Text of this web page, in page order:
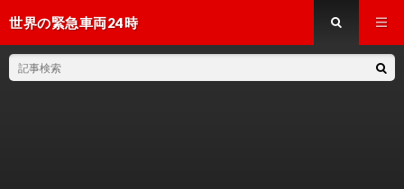
世界の緊急車両24時